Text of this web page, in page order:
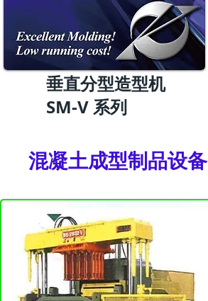
垂直分型造型机
​SM-V 系列
​混凝土成型制品设备